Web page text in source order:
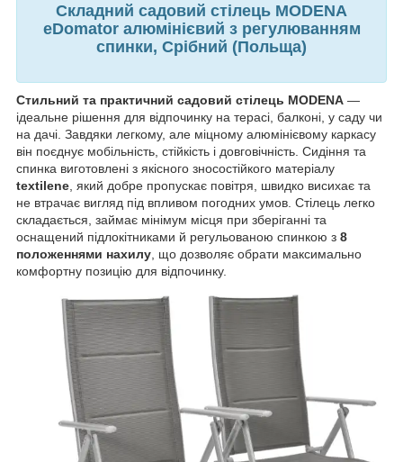
Складний садовий стілець MODENA
eDomator алюмінієвий з регулюванням
спинки, Срібний (Польща)
Стильний та практичний садовий стілець MODENA —
ідеальне рішення для відпочинку на терасі, балконі, у саду чи
на дачі. Завдяки легкому, але міцному алюмінієвому каркасу
він поєднує мобільність, стійкість і довговічність. Сидіння та
спинка виготовлені з якісного зносостійкого матеріалу
textilene, який добре пропускає повітря, швидко висихає та
не втрачає вигляд під впливом погодних умов. Стілець легко
складається, займає мінімум місця при зберіганні та
оснащений підлокітниками й регульованою спинкою з 8
положеннями нахилу, що дозволяє обрати максимально
комфортну позицію для відпочинку.